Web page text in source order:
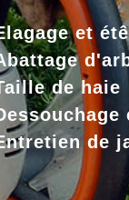
et
de haie
de